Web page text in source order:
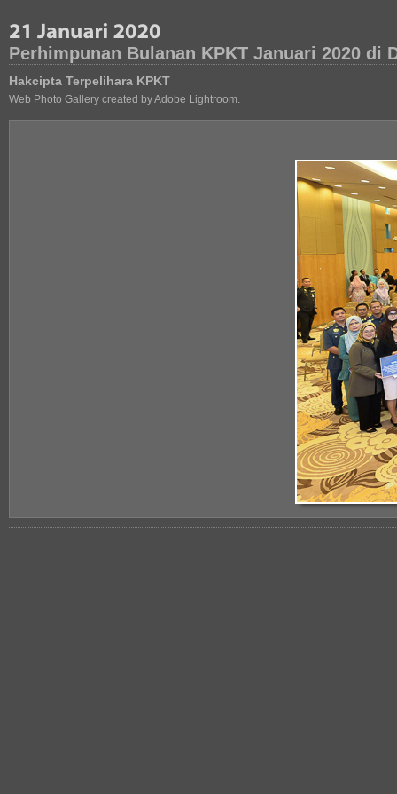
Perhimpunan Bulanan KPKT Januari 2020 di
Hakcipta Terpelihara KPKT
Web Photo Gallery created by Adobe Lightroom.